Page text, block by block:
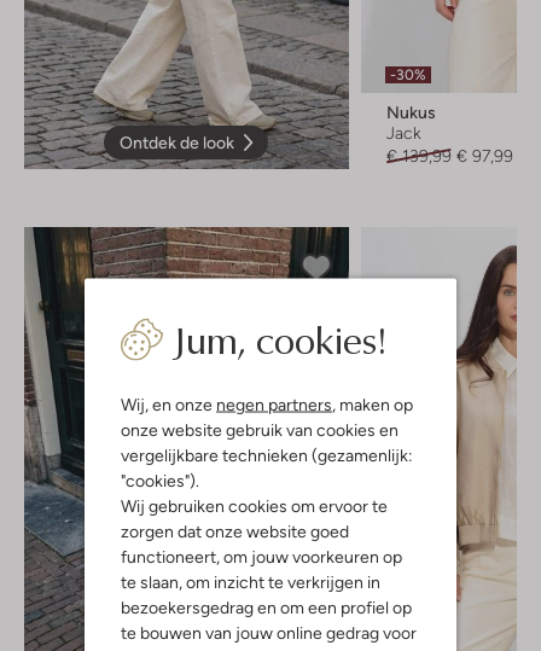
Jum, cookies!
Wij, en onze negen partners, maken op
onze website gebruik van cookies en
vergelijkbare technieken (gezamenlijk:
"cookies").
Wij gebruiken cookies om ervoor te
zorgen dat onze website goed
functioneert, om jouw voorkeuren op
te slaan, om inzicht te verkrijgen in
bezoekersgedrag en om een profiel op
te bouwen van jouw online gedrag voor
Ontdek de look
-30%
Nukus
Jack
€ 139,99 € 97,99